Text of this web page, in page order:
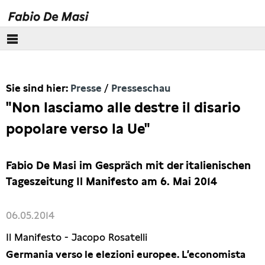
Europäisches Parlament
Themen
Pressebilder
Interviews
Sie sind hier: Presse Presseschau
"Non lasciamo alle destre il disario
popolare verso la Ue"
Fabio De Masi im Gespräch mit der italienischen
Tageszeitung Il Manifesto am 6. Mai 2014
06.05.2014
Il Manifesto - Jacopo Rosatelli
Germania verso le elezioni europee. L’economista